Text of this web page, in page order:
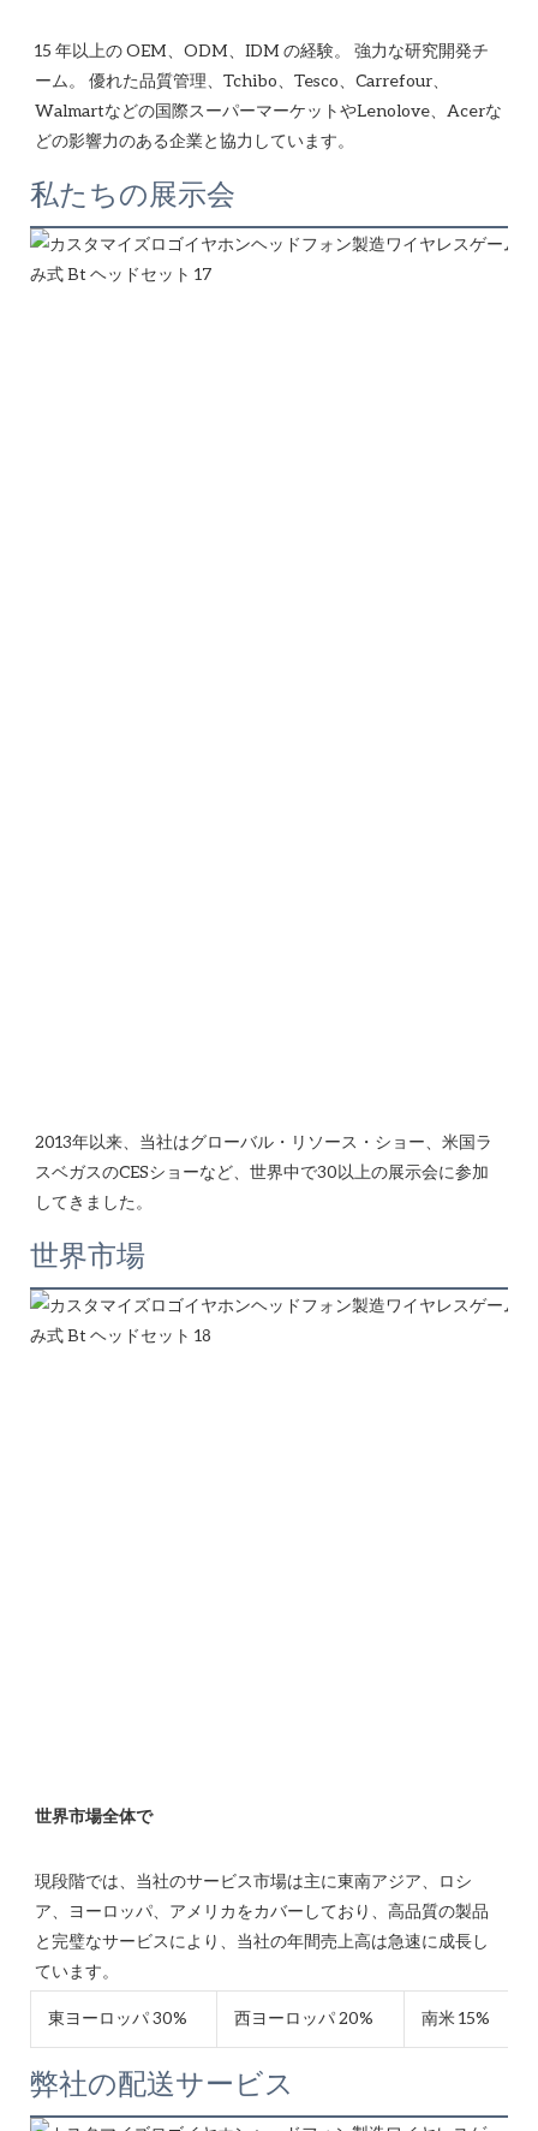
15 年以上の OEM、ODM、IDM の経験。 強力な研究開発チ
ーム。 優れた品質管理、Tchibo、Tesco、Carrefour、
Walmartなどの国際スーパーマーケットやLenolove、Acerな
私たちの展示会
2013年以来、当社はグローバル・リソース・ショー、米国ラ
スベガスのCESショーなど、世界中で30以上の展示会に参加
世界市場
現段階では、当社のサービス市場は主に東南アジア、ロシ
ア、ヨーロッパ、アメリカをカバーしており、高品質の製品
と完璧なサービスにより、当社の年間売上高は急速に成長し
東ヨーロッパ 30% 西ヨーロッパ 20% 南米 15%
弊社の配送サービス